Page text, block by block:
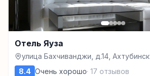
Отель Яуза
улица Бахчиванджи, д.14, Ахтубинск
8.4 Очень хорошо· 17 отзывов